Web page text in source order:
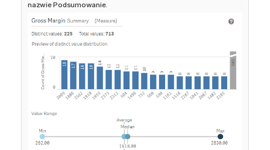
nazwie Podsumowanie.